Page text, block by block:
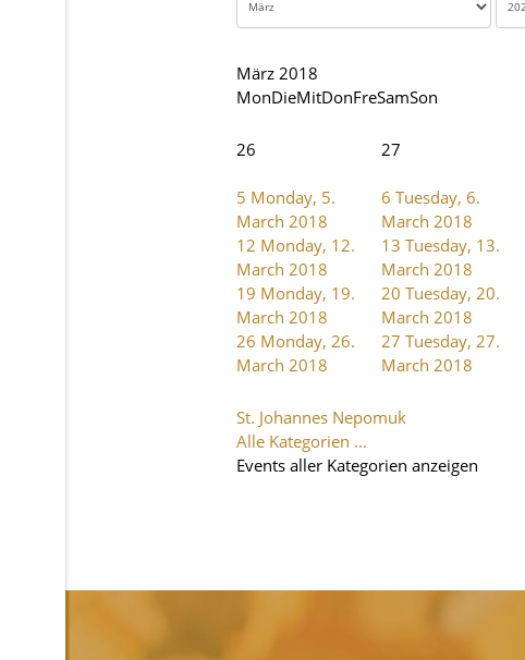
März 2018
MonDieMitDonFreSamSon
26 27
5 Monday, 5.
March 2018
6 Tuesday, 6.
March 2018
12 Monday, 12.
March 2018
13 Tuesday, 13.
March 2018
19 Monday, 19.
March 2018
20 Tuesday, 20.
March 2018
26 Monday, 26.
March 2018
27 Tuesday, 27.
March 2018
St. Johannes Nepomuk
Alle Kategorien ...
Events aller Kategorien anzeigen